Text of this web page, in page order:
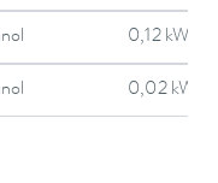
0,12 kW
0,02 kW